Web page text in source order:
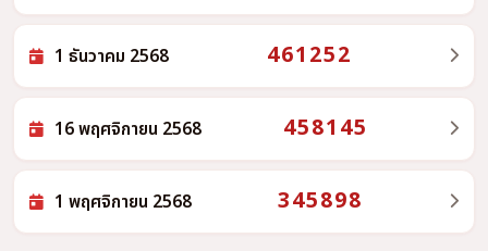
1 ธันวาคม 2568 461252
16 พฤศจิกายน 2568 458145
1 พฤศจิกายน 2568 345898